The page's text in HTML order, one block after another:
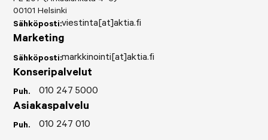
00101 Helsinki
Sähköposti:viestinta[at]aktia.fi
Marketing
Sähköposti:markkinointi[at]aktia.fi
Konseripalvelut
Puh. 010 247 5000
Asiakaspalvelu
Puh. 010 247 010